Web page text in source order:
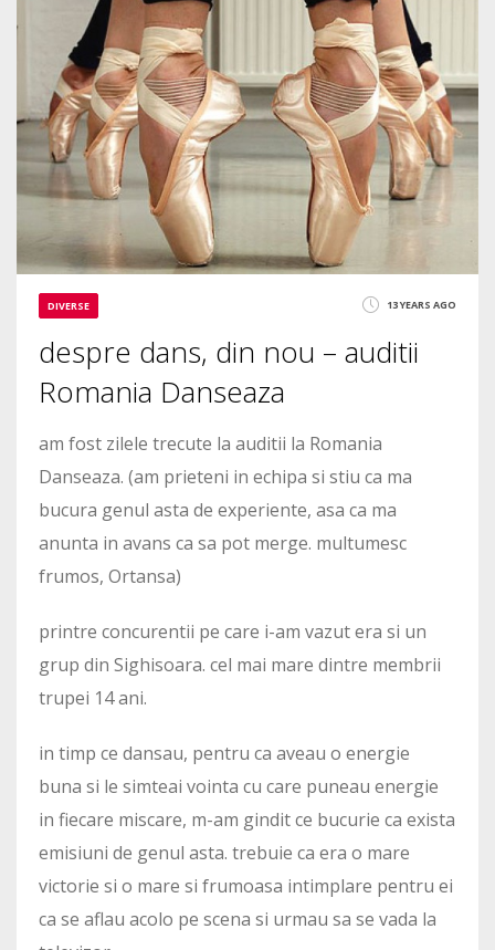
DIVERSE 13 YEARS AGO
despre dans, din nou – auditii
Romania Danseaza
am fost zilele trecute la auditii la Romania
Danseaza. (am prieteni in echipa si stiu ca ma
bucura genul asta de experiente, asa ca ma
anunta in avans ca sa pot merge. multumesc
frumos, Ortansa)
printre concurentii pe care i-am vazut era si un
grup din Sighisoara. cel mai mare dintre membrii
trupei 14 ani.
in timp ce dansau, pentru ca aveau o energie
buna si le simteai vointa cu care puneau energie
in fiecare miscare, m-am gindit ce bucurie ca exista
emisiuni de genul asta. trebuie ca era o mare
victorie si o mare si frumoasa intimplare pentru ei
ca se aflau acolo pe scena si urmau sa se vada la